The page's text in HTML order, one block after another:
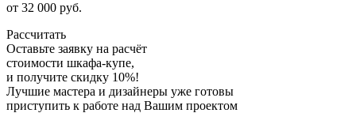
от 32 000 руб.
Рассчитать
Оставьте заявку на расчёт
стоимости шкафа-купе,
и получите скидку 10%!
Лучшие мастера и дизайнеры уже готовы
приступить к работе над Вашим проектом